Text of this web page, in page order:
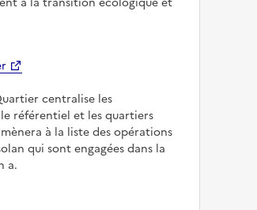
centralise les
référentiel et les quartiers
à la liste des opérations
qui sont engagées dans la
a.